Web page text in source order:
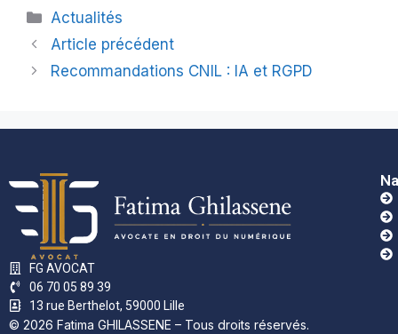
Actualités
Article précédent
Recommandations CNIL : IA et RGPD
FG AVOCAT
06 70 05 89 39
13 rue Berthelot, 59000 Lille
© 2026 Fatima GHILASSENE – Tous droits réservés.